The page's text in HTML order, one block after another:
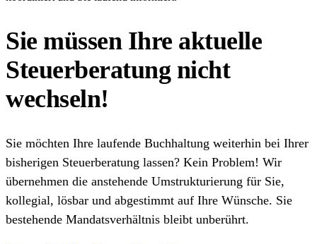
Sie müssen Ihre aktuelle
Steuerberatung nicht
wechseln!
Sie möchten Ihre laufende Buchhaltung weiterhin bei Ihrer
bisherigen Steuerberatung lassen? Kein Problem! Wir
übernehmen die anstehende Umstrukturierung für Sie,
kollegial, lösbar und abgestimmt auf Ihre Wünsche. Sie
bestehende Mandatsverhältnis bleibt unberührt.